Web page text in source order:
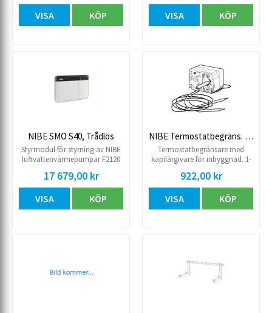
VISA KÖP VISA KÖP
NIBE SMO S40, Trådlös
Styrmodul för styrning av NIBE
luftvattenvärmepumpar F2120
värmekälla för vattenburet
värmesystem.
17 679,00 kr
VISA KÖP
NIBE Termostatbegräns. Cotherm
Termostatbegränsare med
kapilärgivare för inbyggnad. 1-
elvattenvärmare fr.o.m 1997-03-
10.
922,00 kr
VISA KÖP